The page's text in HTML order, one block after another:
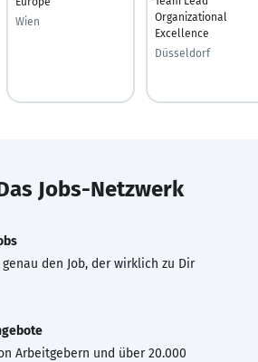
Wien
Organizational
Excellence
Düsseldorf
Jobs-Netzwerk
den Job, der wirklich zu Dir
Arbeitgebern und über 20.000